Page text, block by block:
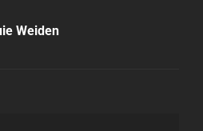
Weiden